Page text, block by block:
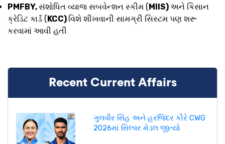
PMFBY,સંશોધિત વ્યાજ સબવેન્શન સ્કીમ (MIIS)અને કિસાન
ક્રેડિટ કાર્ડ (KCC) વિશે શીખવાની સામગ્રી સિસ્ટમ પણ શરૂ
કરવામાં આવી હતી
Recent Current Affairs
ગુલવીર સિંહ અને હરજિંદર કૌરે CWG
2026માં સિલ્વર મેડલ જીત્યો